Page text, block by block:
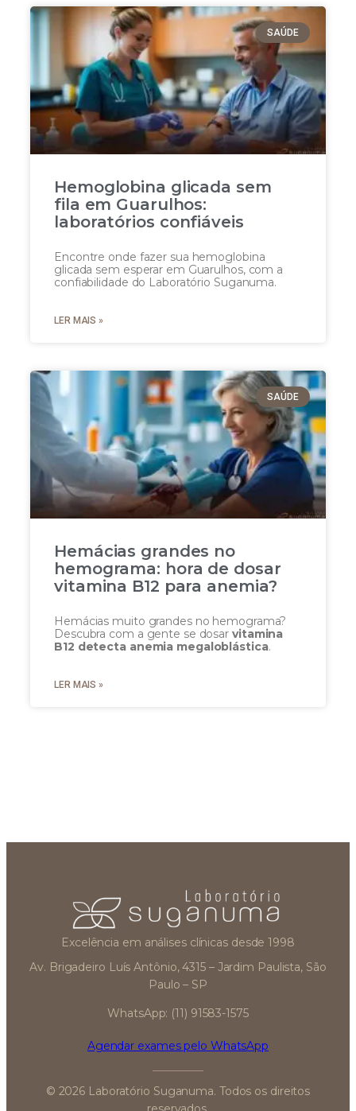
SAÚDE
Hemoglobina glicada sem
fila em Guarulhos:
laboratórios confiáveis
Encontre onde fazer sua hemoglobina
glicada sem esperar em Guarulhos, com a
confiabilidade do Laboratório Suganuma.
LER MAIS »
SAÚDE
Hemácias grandes no
hemograma: hora de dosar
vitamina B12 para anemia?
Hemácias muito grandes no hemograma?
Descubra com a gente se dosar vitamina
B12 detecta anemia megaloblástica.
LER MAIS »
Excelência em análises clínicas desde 1998
Av. Brigadeiro Luís Antônio, 4315 – Jardim Paulista, São
Paulo – SP
WhatsApp: (11) 91583-1575
Agendar exames pelo WhatsApp
© 2026 Laboratório Suganuma. Todos os direitos